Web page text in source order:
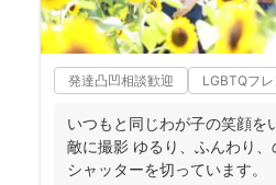
発達凸凹相談歓迎 LGBTQフ
いつもと同じわが子の笑顔を
敵に撮影 ゆるり、ふんわり
シャッターを切っています。